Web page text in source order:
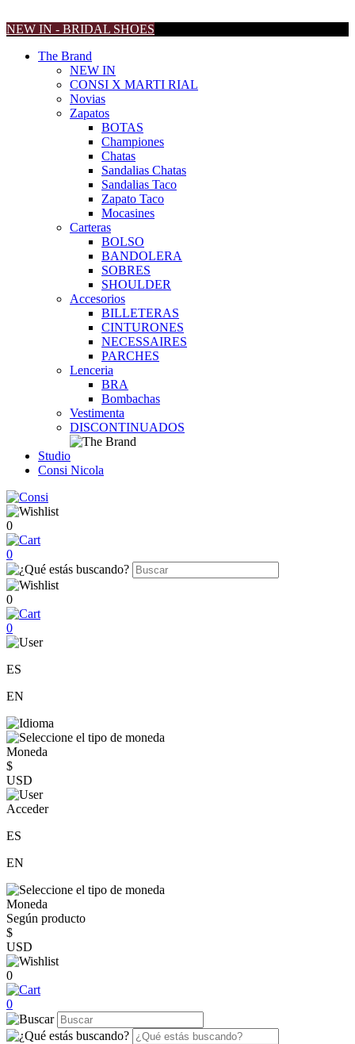
NEW IN - BRIDAL SHOES
The Brand
NEW IN
CONSI X MARTI RIAL
Novias
Zapatos
BOTAS
Championes
Chatas
Sandalias Chatas
Sandalias Taco
Zapato Taco
Mocasines
Carteras
BOLSO
BANDOLERA
SOBRES
SHOULDER
Accesorios
BILLETERAS
CINTURONES
NECESSAIRES
PARCHES
Lenceria
BRA
Bombachas
Vestimenta
DISCONTINUADOS
Studio
Consi Nicola
0
0
0
0
ES
EN
Moneda
$
USD
Acceder
ES
EN
Moneda
Según producto
$
USD
0
0